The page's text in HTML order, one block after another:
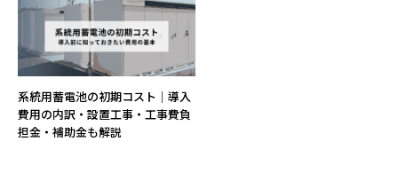
系統用蓄電池の初期コスト｜導入
費用の内訳・設置工事・工事費負
担金・補助金も解説